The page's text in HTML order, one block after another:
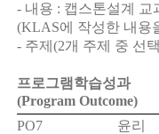
- 내용 : 캡스톤설계 교
(KLAS에 작성한 내용
- 주제 (2개 주제 중 선
프로그램학습성과
(Program Outcome)
PO7
윤리